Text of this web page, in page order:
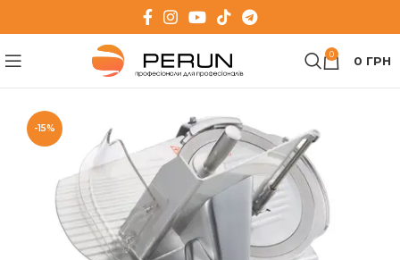
0 0 ГРН
-15%